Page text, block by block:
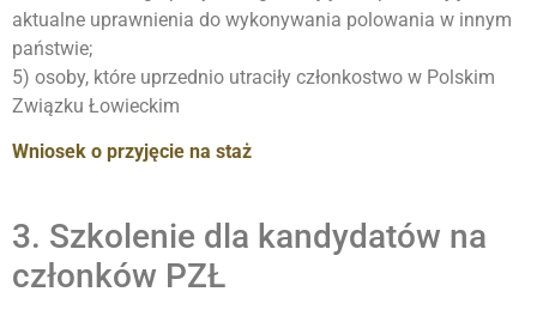
aktualne uprawnienia do wykonywania polowania w innym
państwie;
5) osoby, które uprzednio utraciły członkostwo w Polskim
Związku Łowieckim
Wniosek o przyjęcie na staż
3. Szkolenie dla kandydatów na
członków PZŁ